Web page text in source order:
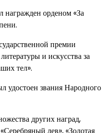
орденом «За
премии
и искусства за
тел».
звания Народного
других наград,